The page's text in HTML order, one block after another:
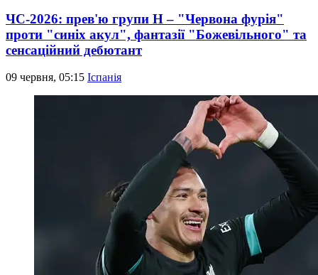
ЧС-2026: прев'ю групи Н – "Червона фурія"
проти "синіх акул", фантазії "Божевільного" та
сенсаційний дебютант
09 червня, 05:15 Іспанія